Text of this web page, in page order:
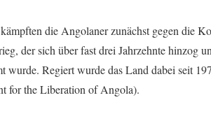
kämpften die Angolaner zunächst gegen die
der sich über fast drei Jahrzehnte hinzog
wurde. Regiert wurde das Land dabei seit
for the Liberation of Angola).